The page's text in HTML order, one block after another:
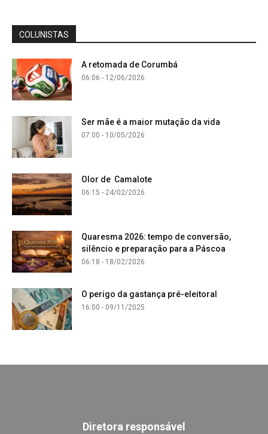
COLUNISTAS
A retomada de Corumbá
06:06 - 12/06/2026
Ser mãe é a maior mutação da vida
07:00 - 10/05/2026
Olor de Camalote
06:15 - 24/02/2026
Quaresma 2026: tempo de conversão,
silêncio e preparação para a Páscoa
06:18 - 18/02/2026
O perigo da gastança pré-eleitoral
16:00 - 09/11/2025
Diretora responsável